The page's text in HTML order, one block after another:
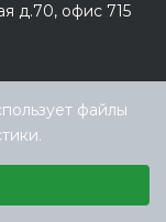
д.70, офис 715
файлы